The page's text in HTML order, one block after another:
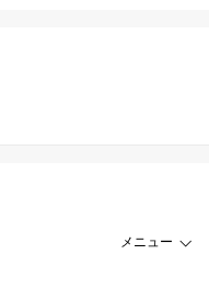
メニュー